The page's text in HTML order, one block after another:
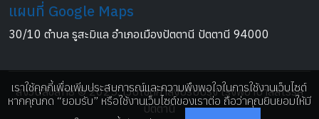
แผนที่ Google Maps
30/10 ตำบล รูสะมิแล อำเภอเมืองปัตตานี ปัตตานี 94000
สงวนลิขสิทธิ์ © 2025. เว็บไซต์กำลังปรับปรุง โรงพยาบาลสิโรรส
ปัตตานี
เราใช้คุกกี้เพื่อเพิ่มประสบการณ์และความพึงพอใจในการใช้งานเว็บไซต์
หากคุณกด “ยอมรับ” หรือใช้งานเว็บไซต์ของเราต่อ ถือว่าคุณยินยอมให้มี